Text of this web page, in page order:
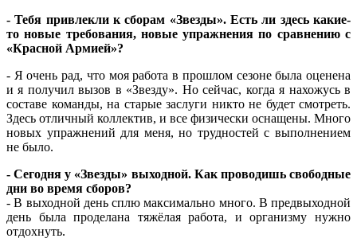
- Тебя привлекли к сборам «Звезды». Есть ли здесь какие-
то новые требования, новые упражнения по сравнению с
«Красной Армией»?
- Я очень рад, что моя работа в прошлом сезоне была оценена
и я получил вызов в «Звезду». Но сейчас, когда я нахожусь в
составе команды, на старые заслуги никто не будет смотреть.
Здесь отличный коллектив, и все физически оснащены. Много
новых упражнений для меня, но трудностей с выполнением
не было.
- Сегодня у «Звезды» выходной. Как проводишь свободные
дни во время сборов?
- В выходной день сплю максимально много. В предвыходной
день была проделана тяжёлая работа, и организму нужно
отдохнуть.